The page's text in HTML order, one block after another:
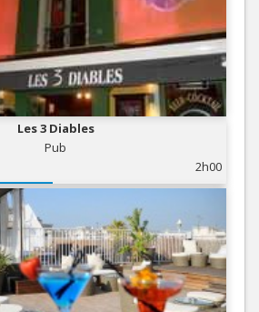
Les 3 Diables
Pub
2h00